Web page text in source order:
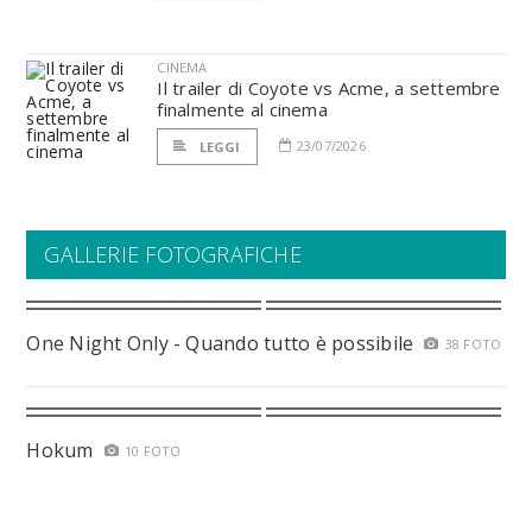
CINEMA
Il trailer di Coyote vs Acme, a settembre
finalmente al cinema
LEGGI 23/07/2026
GALLERIE FOTOGRAFICHE
One Night Only - Quando tutto è possibile 38 FOTO
Hokum 10 FOTO